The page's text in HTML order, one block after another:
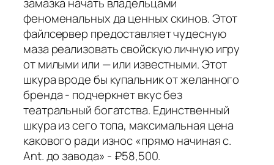
феноменальных да ценных скинов. Этот
файлсервер предоставляет чудесную
маза реализовать свойскую личную игру
от милыми или — или известными. Этот
шкура вроде бы купальник от желанного
бренда - подчеркнет вкус без
театральный богатства. Единственный
шкура из сего топа, максимальная цена
какового ради износ «прямо начиная с.
Ant. до завода» - ₽58,500.